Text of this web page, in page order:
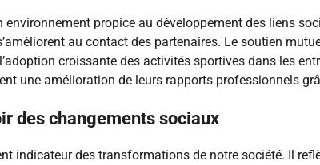
propice au développement des liens
au contact des partenaires. Le soutien
croissante des activités sportives dans les
une amélioration de leurs rapports professionnels
des changements sociaux
indicateur des transformations de notre société. Il